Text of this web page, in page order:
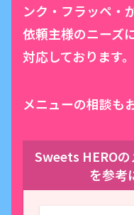
ンク・フラッペ・
依頼主様のニーズ
対応しております。
メニューの相談も
Sweets HERO
を参考